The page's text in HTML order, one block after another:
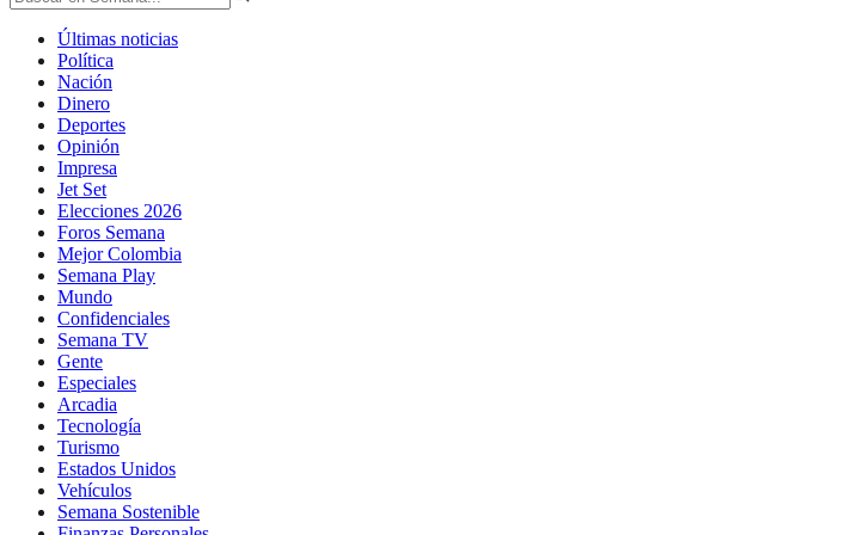
Últimas noticias
Política
Nación
Dinero
Deportes
Opinión
Impresa
Jet Set
Elecciones 2026
Foros Semana
Mejor Colombia
Semana Play
Mundo
Confidenciales
Semana TV
Gente
Especiales
Arcadia
Tecnología
Turismo
Estados Unidos
Vehículos
Semana Sostenible